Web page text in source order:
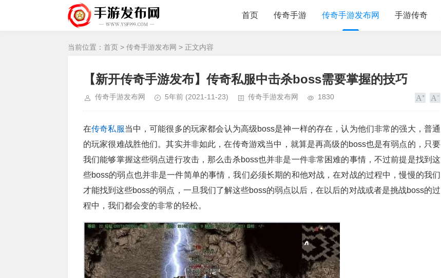
首页 传奇手游 传奇手游发布网 手游传奇
当前位置： 首页 > 传奇手游发布网 > 正文内容
【新开传奇手游发布】传奇私服中击杀boss需要掌握的技巧
传奇手游发布网 5年前 (2021-11-23) 传奇手游发布网 1830
在传奇私服当中，可能很多的玩家都会认为高级boss是神一样的存在，认为他们非常的强大，普通
的玩家很难战胜他们。其实并非如此，在传奇游戏当中，就算是再高级的boss也是有弱点的，只要
我们能够掌握这些弱点进行攻击，那么击杀boss也并非是一件非常困难的事情，不过前提是找到这
些boss的弱点也并非是一件简单的事情，我们必须长期的和他对战，在对战的过程中，慢慢的我们
才能找到这些boss的弱点，一旦我们了解这些boss的弱点以后，在以后的对战或者是挑战boss的过
程中，我们都会变的非常的轻松。